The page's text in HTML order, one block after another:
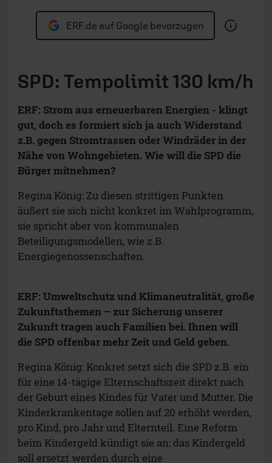
ERF.de auf Google bevorzugen
SPD: Tempolimit 130 km/h
ERF: Strom aus erneuerbaren Energien - klingt
gut, doch es formiert sich ja auch Widerstand
z.B. gegen Stromtrassen oder Windräder in der
Nähe von Wohngebieten. Wie will die SPD die
Bürger mitnehmen?
Regina König: Zu diesen strittigen Punkten
äußert sie sich nicht konkret im Wahlprogramm,
sie spricht aber von kommunalen
Beteiligungsmodellen, wie z.B.
Energiegenossenschaften.
ERF: Umweltschutz und Klimaneutralität, große
Zukunftsthemen – zur Sicherung unserer
Zukunft tragen auch Familien bei. Ihnen will
die SPD offenbar mehr Zeit und Geld geben.
Regina König: Konkret setzt sich die SPD z.B. ein
für eine 14-tägige Elternschaftszeit direkt nach
der Geburt eines Kindes für Vater und Mutter. Die
Kinderkrankentage sollen auf 20 erhöht werden,
pro Kind, pro Jahr und Elternteil. Eine Reform
beim Kindergeld kündigt sie an: das Kindergeld
soll ersetzt werden durch eine